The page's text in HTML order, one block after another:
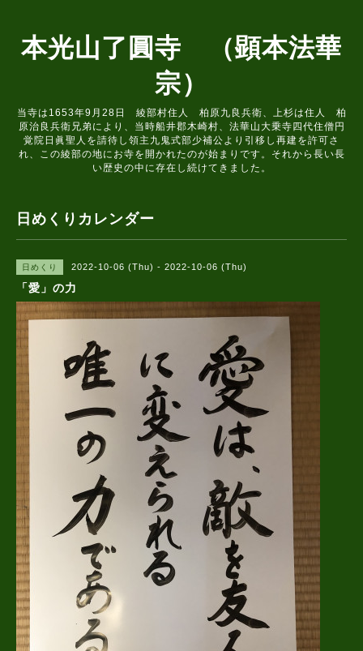
本光山了圓寺 （顕本法華
宗）
当寺は1653年9月28日 綾部村住人 柏原九良兵衛、上杉は住人 柏
原治良兵衛兄弟により、当時船井郡木崎村、法華山大乗寺四代住僧円
覚院日眞聖人を請待し領主九鬼式部少補公より引移し再建を許可さ
れ、この綾部の地にお寺を開かれたのが始まりです。それから長い長
い歴史の中に存在し続けてきました。
日めくりカレンダー
日めくり 2022-10-06 (Thu) - 2022-10-06 (Thu)
「愛」の力